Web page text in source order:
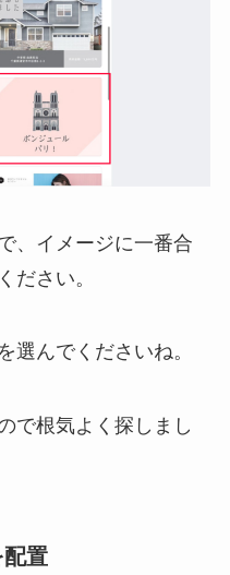
、イメージに一番合
ださい。
選んでくださいね。
で根気よく探しまし
置